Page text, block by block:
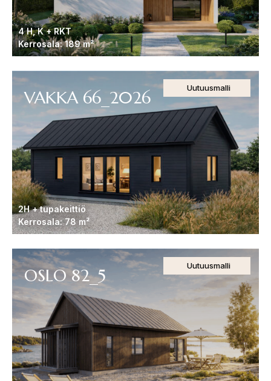
4 H, K + RKT
Kerrosala: 189 m²
2H + tupakeittiö
Kerrosala: 78 m²
VAKKA 66_2026 Uutuusmalli
OSLO 82_5 Uutuusmalli